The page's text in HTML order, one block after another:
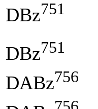
DBz751
DBz751
DABz756